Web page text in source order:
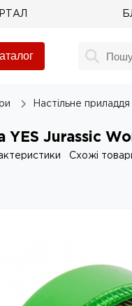
Настільне приладдя
YES Jurassic
Схожі